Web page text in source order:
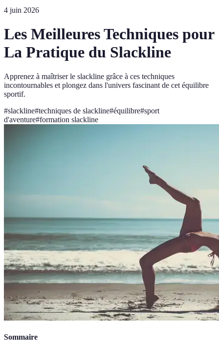
4 juin 2026
Les Meilleures Techniques pour
La Pratique du Slackline
Apprenez à maîtriser le slackline grâce à ces techniques
incontournables et plongez dans l'univers fascinant de cet équilibre
sportif.
#slackline#techniques de slackline#équilibre#sport
d'aventure#formation slackline
Sommaire